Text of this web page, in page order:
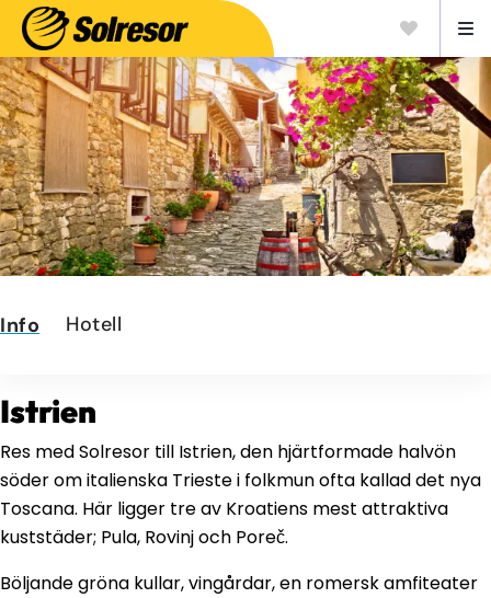
Info Hotell
Istrien
Res med Solresor till Istrien, den hjärtformade halvön
söder om italienska Trieste i folkmun ofta kallad det nya
Toscana. Här ligger tre av Kroatiens mest attraktiva
kuststäder; Pula, Rovinj och Poreč.
Böljande gröna kullar, vingårdar, en romersk amfiteater